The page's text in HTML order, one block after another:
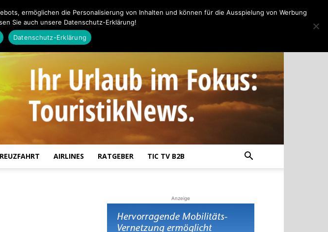
AIRLINES RATGEBER TIC TV B2B
Anzeige
ermöglichen die Personalisierung von Inhalten und können für die Ausspielung von Werbung
Sie auch unsere Datenschutz-Erklärung!
Datenschutz-Erklärung